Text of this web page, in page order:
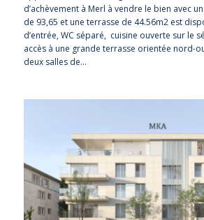
d’achèvement à Merl à vendre le bien avec
de 93,65 et une terrasse de 44.56m2 est
d’entrée, WC séparé, cuisine ouverte sur le
accès à une grande terrasse orientée nord-
deux salles de…